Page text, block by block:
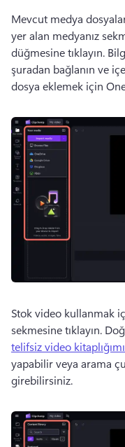
Mevcut medya
yer alan medyanız
düğmesine tıklayın.
şuradan bağlanın ve
dosya eklemek için
Stok video kullanmak
sekmesine tıklayın.
telifsiz video
yapabilir veya arama
girebilirsiniz.